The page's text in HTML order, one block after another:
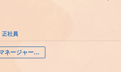
正社員
マネージャー（エンジニア）